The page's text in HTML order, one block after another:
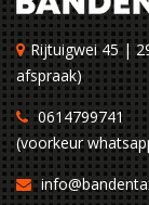
Rijtuigwei 45 |
afspraak)
0614799741
(voorkeur